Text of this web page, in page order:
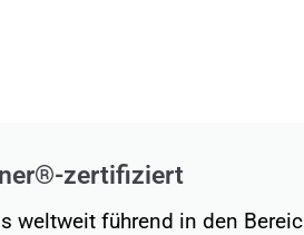
zertifiziert
führend in den